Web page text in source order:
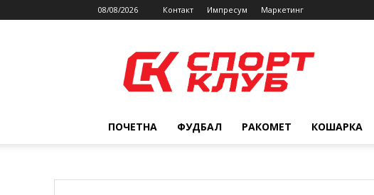
08/08/2026 Контакт Импресум Маркетинг
ПОЧЕТНА ФУДБАЛ РАКОМЕТ КОШАРКА